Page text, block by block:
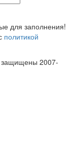
для заполнения!
политикой
защищены 2007-